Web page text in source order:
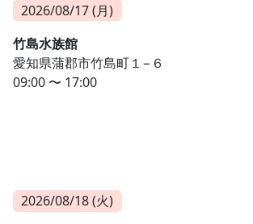
2026/08/17 (月)
竹島水族館
愛知県蒲郡市竹島町１−６
09:00 〜 17:00
2026/08/18 (火)